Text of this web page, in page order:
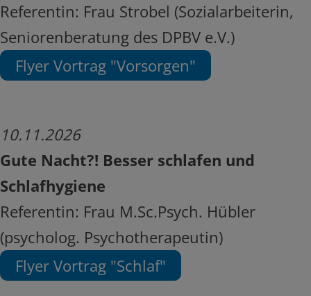
Referentin: Frau Strobel (Sozialarbeiterin,
Seniorenberatung des DPBV e.V.)
Flyer Vortrag "Vorsorgen"
10.11.2026
Gute Nacht?! Besser schlafen und
Schlafhygiene
Referentin: Frau M.Sc.Psych. Hübler
(psycholog. Psychotherapeutin)
Flyer Vortrag "Schlaf"